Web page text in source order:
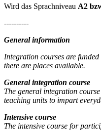
Wird das Sprachniveau A2
----------
General information
Integration courses are
there are places available.
General integration course
The general integration
teaching units to impart
Intensive course
The intensive course for